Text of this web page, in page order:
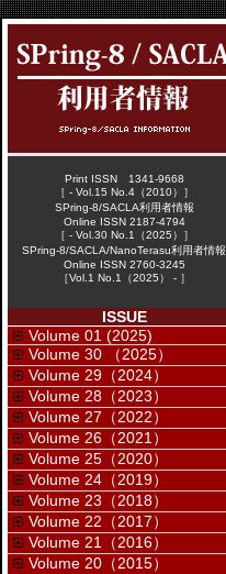
Print ISSN 1341-9668
［ - Vol.15 No.4（2010）］
SPring-8/SACLA利用者情報
Online ISSN 2187-4794
［ - Vol.30 No.1（2025）］
SPring-8/SACLA/NanoTerasu利用者情報
Online ISSN 2760-3245
［Vol.1 No.1（2025） - ］
ISSUE
Volume 01 (2025)
Volume 30 （2025）
Volume 29（2024）
Volume 28（2023）
Volume 27（2022）
Volume 26（2021）
Volume 25（2020）
Volume 24（2019）
Volume 23（2018）
Volume 22（2017）
Volume 21（2016）
Volume 20（2015）